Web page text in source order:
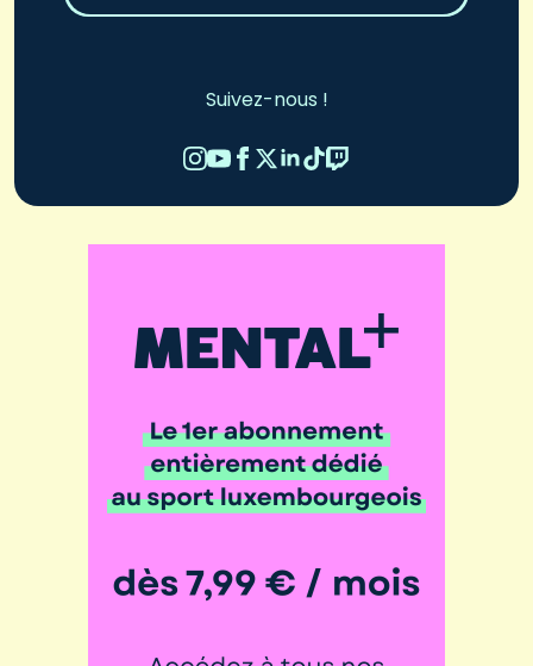
Suivez-nous !